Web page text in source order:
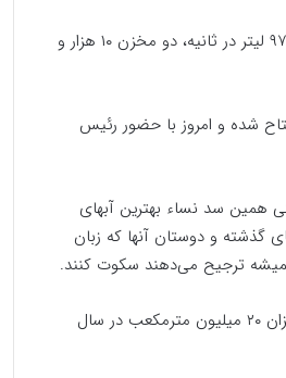
این پروژه شامل خط انتقال آب شرب به طول ۵۷ کیلومتر، ایستگاه پمپاژ به ظرفیت ۹۷۰ لیتر در ثانیه، دو مخزن ۱۰ هزار و
مجموع ۱۵۰۰ لیتر بر ثانیه آماده افتتاح شده و امروز با حضور رئیس
بودند که در ۸۰ کیلومتری‌شان یعنی همین سد نساء بهترین آبهای
گذشته و دوستان آنها که زبان
همیشه ترجیح می‌دهند سکوت کنند.
این طرح، آب شرب ۴۸ هزار خانوار یعنی حدود ۲۴۰ هزار نفر را تامین می‌کند که به میزان ۲۰ میلیون مترمکعب در سال